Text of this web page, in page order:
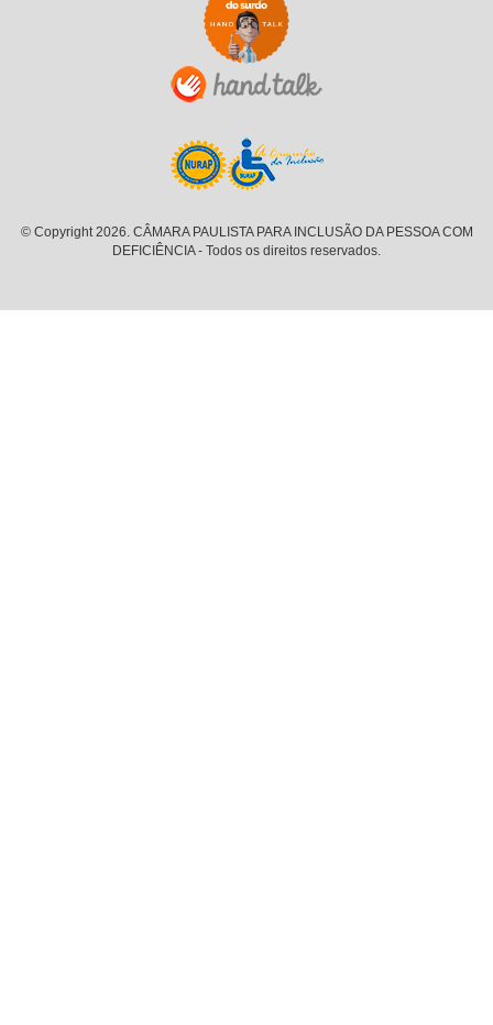
© Copyright 2026. CÂMARA PAULISTA PARA INCLUSÃO DA PESSOA COM
DEFICIÊNCIA - Todos os direitos reservados.